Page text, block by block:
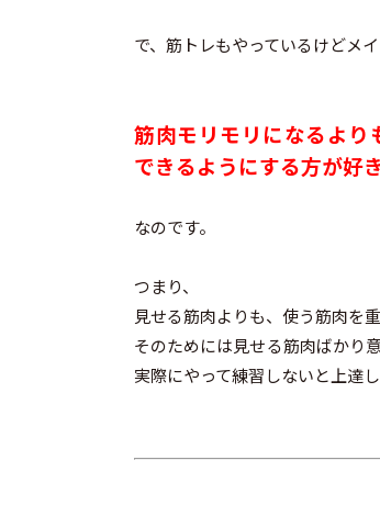
で、筋トレもやっているけどメ
筋肉モリモリになるより
できるようにする方が好き
なのです。
つまり、
見せる筋肉よりも、使う筋肉を重
そのためには見せる筋肉ばかり
実際にやって練習しないと上達し